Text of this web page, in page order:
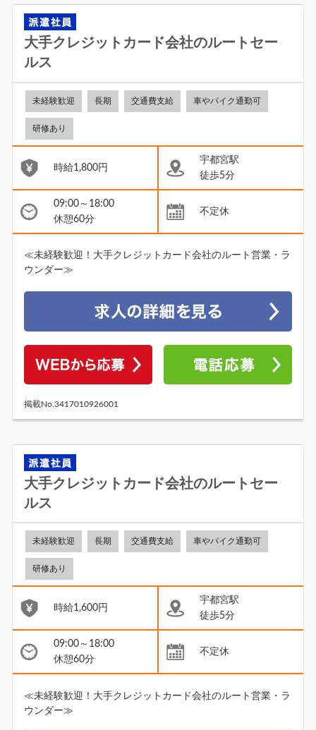
大手クレジットカード会社のルートセー
ルス
未経験歓迎 長期 交通費支給 車やバイク通勤可
研修あり
時給1,800円
宇都宮駅
徒歩5分
09:00～18:00
休憩60分
不定休
≪未経験歓迎！大手クレジットカード会社のルート営業・ラ
ウンダー≫
掲載No.3417010926001
大手クレジットカード会社のルートセー
ルス
未経験歓迎 長期 交通費支給 車やバイク通勤可
研修あり
時給1,600円
宇都宮駅
徒歩5分
09:00～18:00
休憩60分
不定休
≪未経験歓迎！大手クレジットカード会社のルート営業・ラ
ウンダー≫